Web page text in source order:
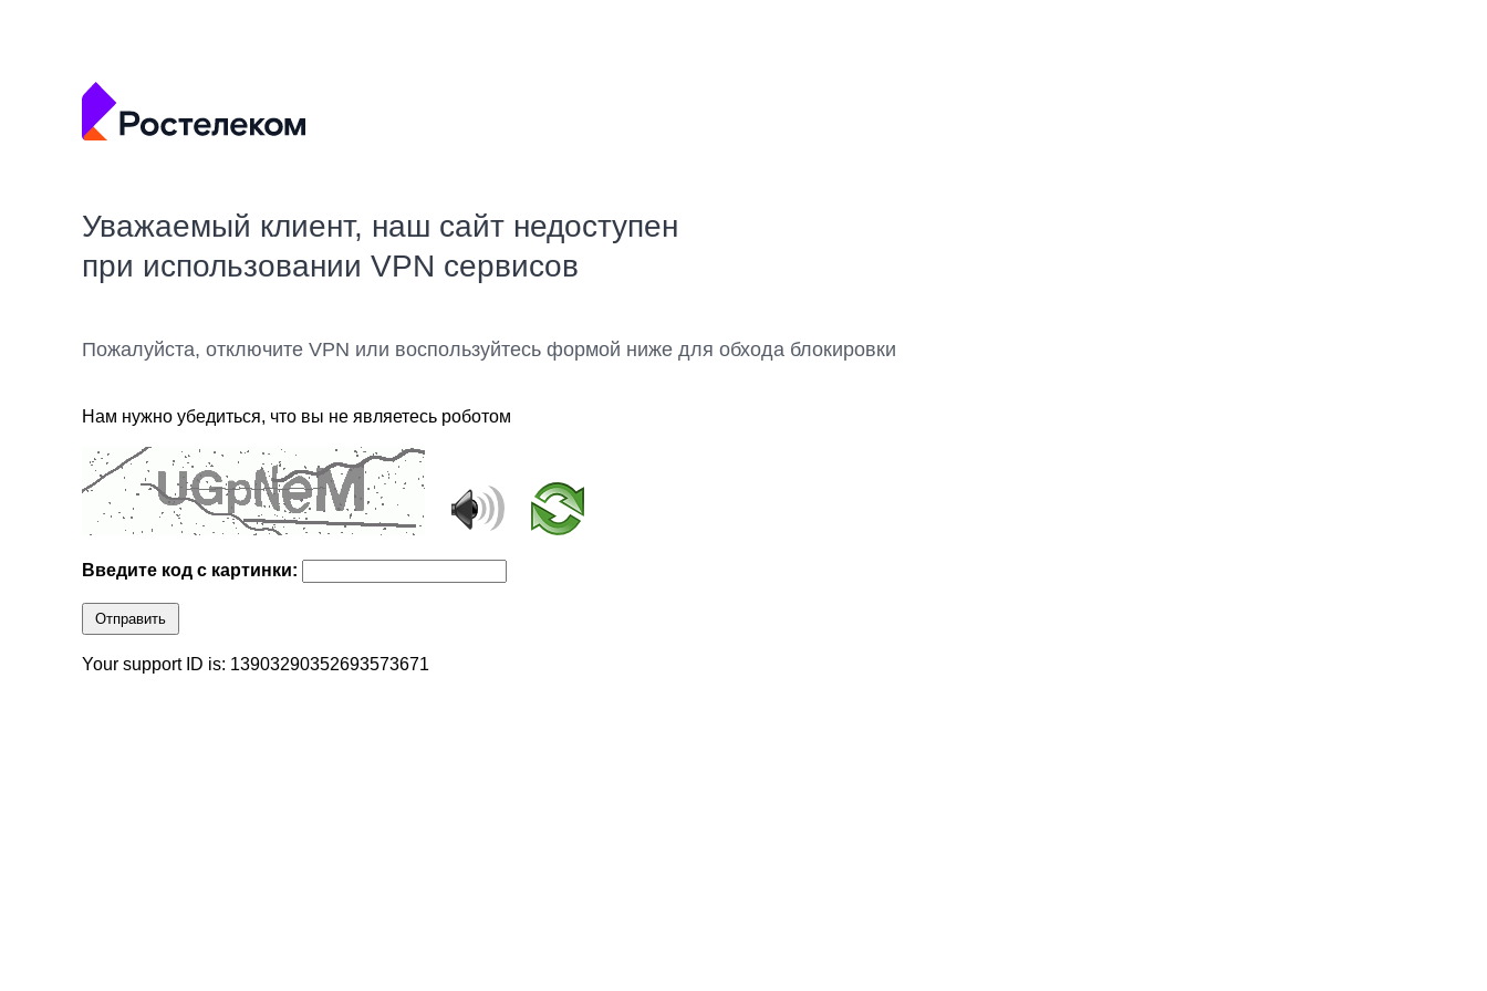
Уважаемый клиент, наш сайт недоступен
при использовании VPN сервисов
Пожалуйста, отключите VPN или воспользуйтесь формой ниже для обхода блокировки
Нам нужно убедиться, что вы не являетесь роботом
Введите код с картинки:
Отправить
Your support ID is: 13903290352693573671